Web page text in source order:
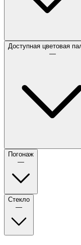
Доступная цветовая
—
Погонаж
—
Стекло
—